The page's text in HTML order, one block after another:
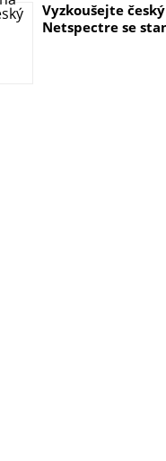
Vyzkoušejte
Netspectre se